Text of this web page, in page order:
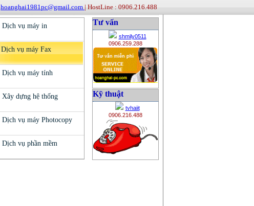
hoanghai1981pc@gmail.com | HostLine : 0906.216.488
Tư vấn
shmily0511
0906.259.288
Kỹ thuật
tvhaiit
0906.216.488